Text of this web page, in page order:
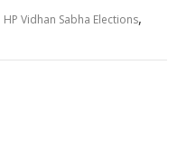
HP Vidhan Sabha Elections,